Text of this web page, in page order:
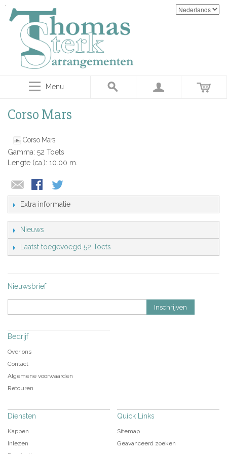
Menu
Corso Mars
Corso Mars
Gamma: 52 Toets
Lengte (ca.): 10.00 m.
Extra informatie
Nieuws
Laatst toegevoegd 52 Toets
Nieuwsbrief
Inschrijven
Bedrijf
Over ons
Contact
Algemene voorwaarden
Retouren
Diensten
Kappen
Inlezen
Quick Links
Sitemap
Geavanceerd zoeken